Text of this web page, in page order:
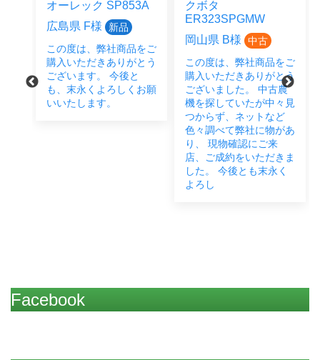
オーレック SP853A
広島県 F様
新品
この度は、弊社商品をご
購入いただきありがとう
ございます。 今後と
も、末永くよろしくお願
いいたします。
クボタ
ER323SPGMW
岡山県 B様
中古
この度は、弊社商品をご
購入いただきありがとう
ございました。 中古農
機を探していたが中々見
つからず、ネットなど
色々調べて弊社に物があ
り、 現物確認にご来
店、ご成約をいただきま
した。 今後とも末永く
よろし
Facebook